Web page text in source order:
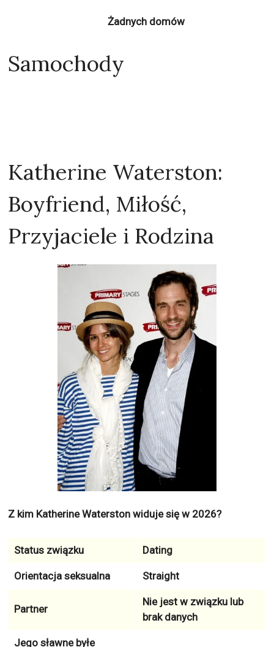
Żadnych domów
Samochody
Katherine Waterston:
Boyfriend, Miłość,
Przyjaciele i Rodzina
Z kim Katherine Waterston widuje się w 2026?
Status związku Dating
Orientacja seksualna Straight
Partner
Nie jest w związku lub
brak danych
Jego sławne byłe